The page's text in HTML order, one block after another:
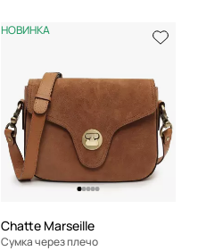
НОВИНКА
Chatte Marseille
Сумка через плечо